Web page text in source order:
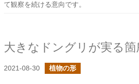
て観察を続ける意向です。
大きなドングリが実る箇
2021-08-30 植物の形